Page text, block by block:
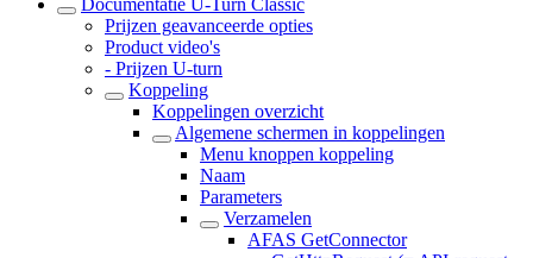
Documentatie U-Turn Classic
Prijzen geavanceerde opties
Product video's
- Prijzen U-turn
Koppeling
Koppelingen overzicht
Algemene schermen in koppelingen
Menu knoppen koppeling
Naam
Parameters
Verzamelen
AFAS GetConnector